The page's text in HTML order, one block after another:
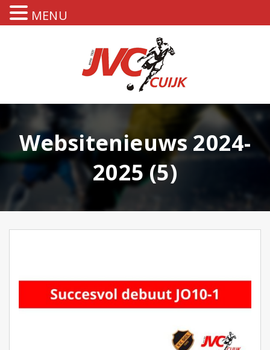
Websitenieuws 2024-
2025 (5)
MENU